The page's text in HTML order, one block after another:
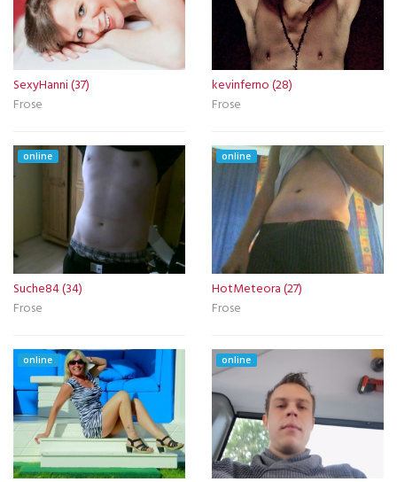
SexyHanni (37)
Frose
kevinferno (28)
Frose
online
Suche84 (34)
Frose
online
HotMeteora (27)
Frose
online online